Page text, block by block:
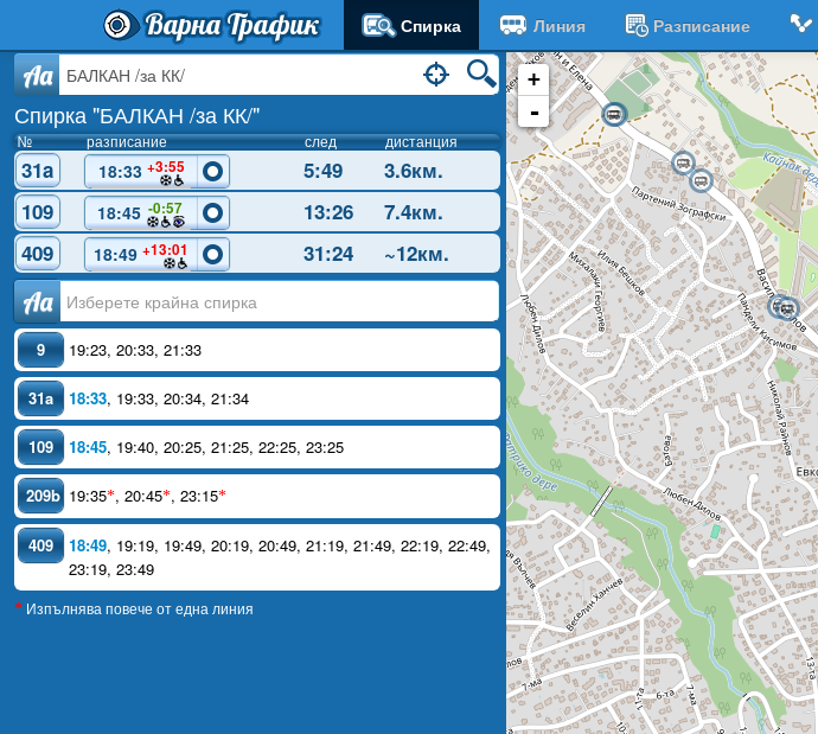
Варна Трафик Спирка Линия Разписание
Aa
Спирка "БАЛКАН /за КК/"
№ разписание след дистанция
31a 18:33 +3:55 5:49
3.6км.
109
18:45 -0:57 13:26
7.4км.
409
18:49+13:01 31:24 ~12км.
Аа
9 19:23, 20:33, 21:33
31a 18:33, 19:33, 20:34, 21:34
109 18:45, 19:40, 20:25, 21:25, 22:25, 23:25
209b 19:35*, 20:45*, 23:15*
409 18:49, 19:19, 19:49, 20:19, 20:49, 21:19, 21:49, 22:19, 22:49,
23:19, 23:49
*Изпълнява повече от една линия
+
-